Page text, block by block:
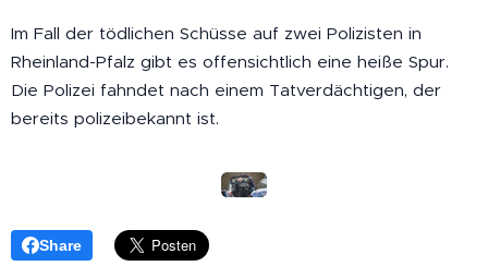
Im Fall der tödlichen Schüsse auf zwei Polizisten in
Rheinland-Pfalz gibt es offensichtlich eine heiße Spur.
Die Polizei fahndet nach einem Tatverdächtigen, der
bereits polizeibekannt ist.
Share